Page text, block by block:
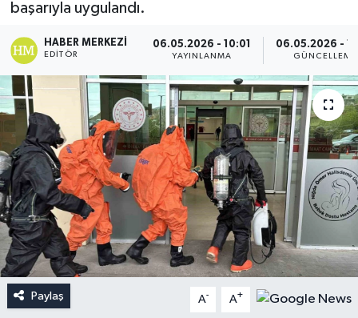
başarıyla uygulandı.
HABER MERKEZI
EDITÖR
06.05.2026 - 10:01
YAYINLANMA
06.05.2026 -
GÜNCELLEME
Paylaş A- A+